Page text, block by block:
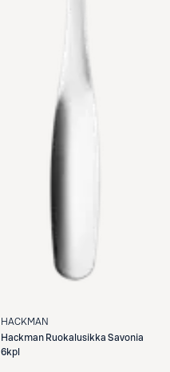
HACKMAN
Hackman Ruokalusikka Savonia
6kpl